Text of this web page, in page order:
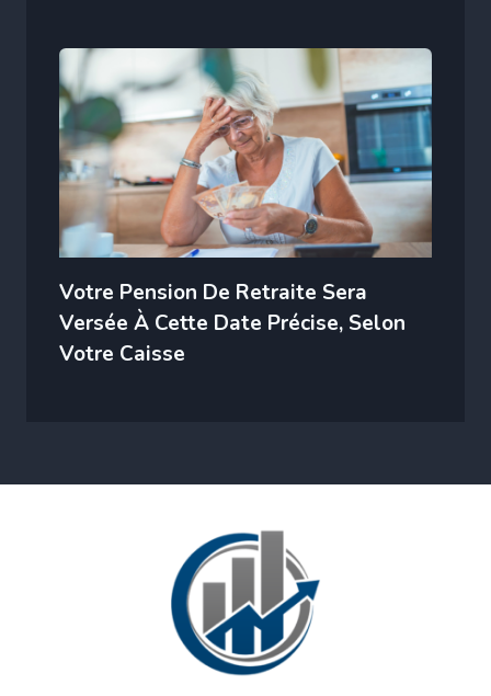
Votre Pension De Retraite Sera
Versée À Cette Date Précise, Selon
Votre Caisse